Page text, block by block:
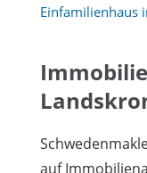
Einfamilienhaus
auf